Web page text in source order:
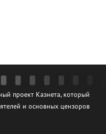
проект Казнета, который
и основных цензоров